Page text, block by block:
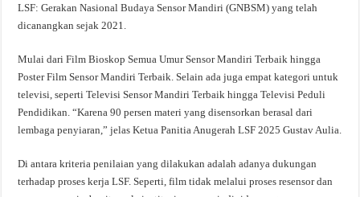
LSF: Gerakan Nasional Budaya Sensor Mandiri (GNBSM) yang telah
dicanangkan sejak 2021.
Mulai dari Film Bioskop Semua Umur Sensor Mandiri Terbaik hingga
Poster Film Sensor Mandiri Terbaik. Selain ada juga empat kategori untuk
televisi, seperti Televisi Sensor Mandiri Terbaik hingga Televisi Peduli
Pendidikan. “Karena 90 persen materi yang disensorkan berasal dari
lembaga penyiaran,” jelas Ketua Panitia Anugerah LSF 2025 Gustav Aulia.
Di antara kriteria penilaian yang dilakukan adalah adanya dukungan
terhadap proses kerja LSF. Seperti, film tidak melalui proses resensor dan